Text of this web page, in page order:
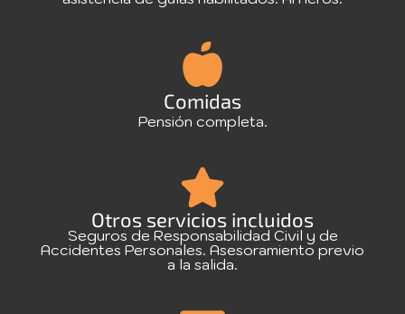
Comidas
Pensión completa.
Otros servicios incluidos
Seguros de Responsabilidad Civil y de
Accidentes Personales. Asesoramiento previo
a la salida.